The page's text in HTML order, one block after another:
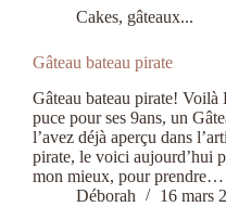
Cakes, gâteaux...
Gâteau bateau pirate
Gâteau bateau pirate!
puce pour ses 9ans, un
l’avez déjà aperçu dans
pirate, le voici aujourd’hui
mon mieux, pour prendre…
Déborah
16 mars